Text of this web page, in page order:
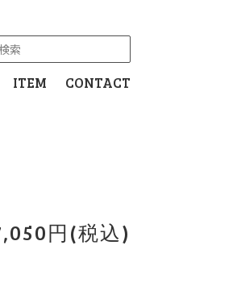
ITEM CONTACT
円(税込)